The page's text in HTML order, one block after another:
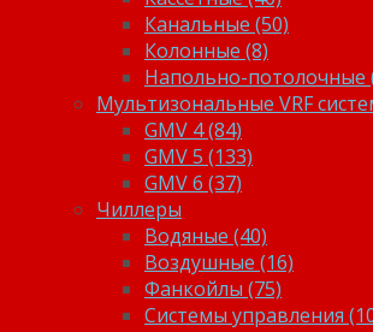
Канальные (50)
Колонные (8)
Напольно-потолочные
Мультизональные VRF
GMV 4 (84)
GMV 5 (133)
GMV 6 (37)
Чиллеры
Водяные (40)
Воздушные (16)
Фанкойлы (75)
Системы управления